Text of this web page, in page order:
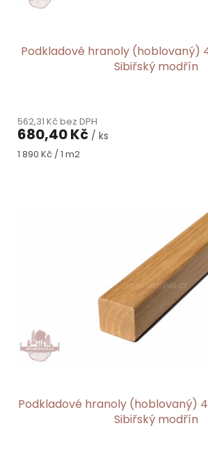
Podkladové hranoly (hoblovaný)
Sibiřský modřín
562,31 Kč bez DPH
680,40 Kč / ks
Měrná
1 890 Kč / 1 m2
Podkladové hranoly (hoblovaný)
Sibiřský modřín